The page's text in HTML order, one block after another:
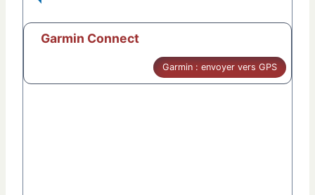
Garmin Connect
Garmin : envoyer vers GPS